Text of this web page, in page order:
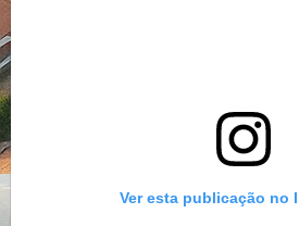
Ver esta publicação no